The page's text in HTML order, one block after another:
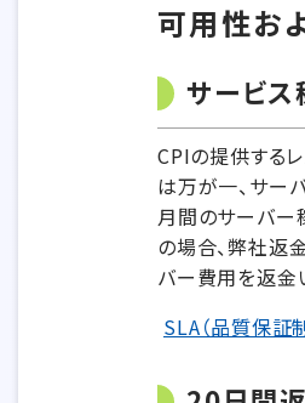
可用性お
サービス
CPIの提供する
は万が一、サー
月間のサーバ
の場合、弊社返
バー費用を返金
SLA（品質保証